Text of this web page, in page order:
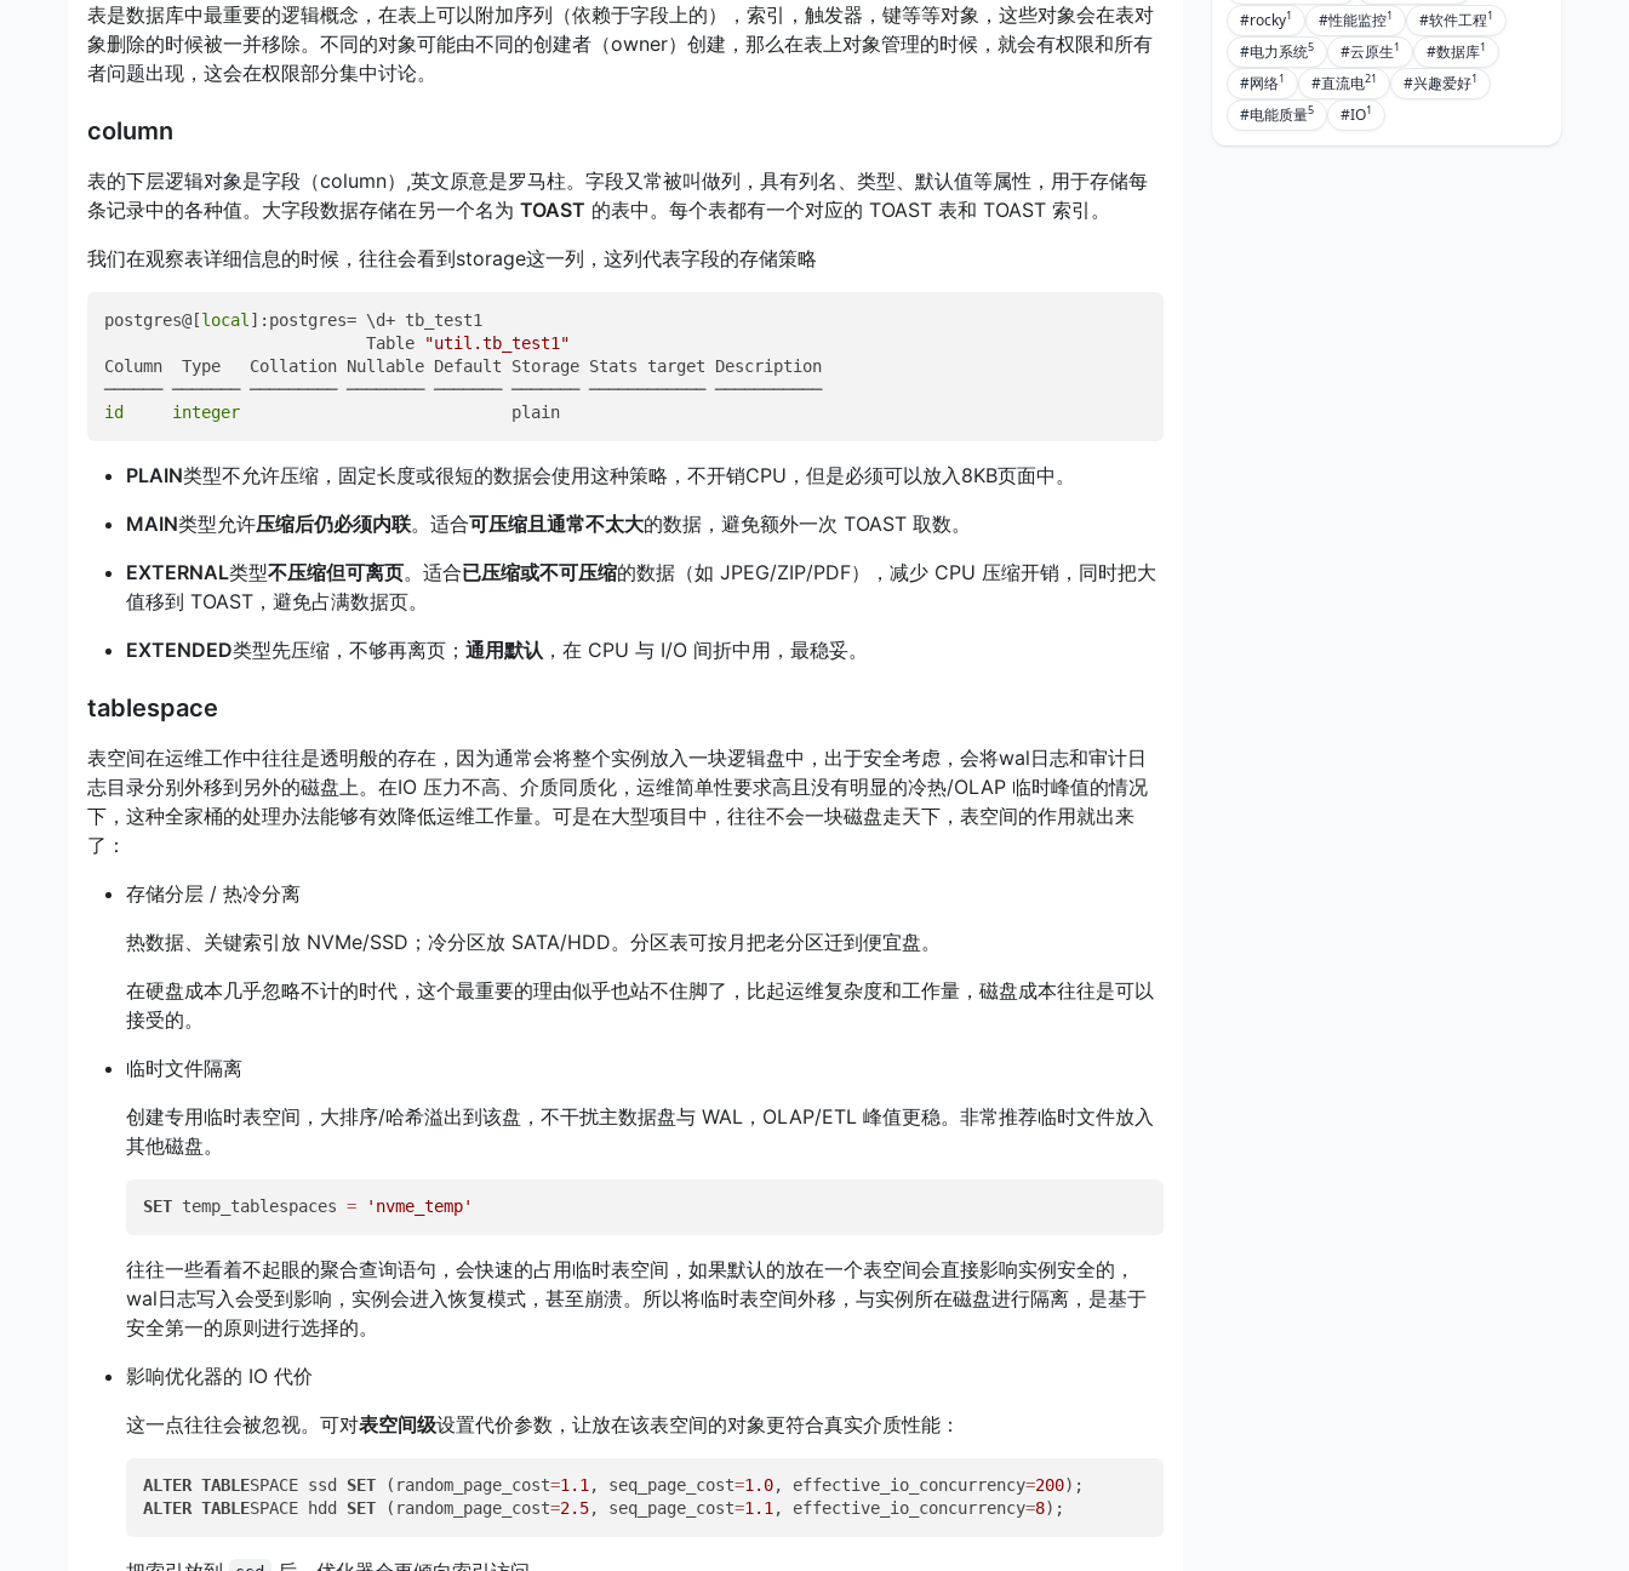
表是数据库中最重要的逻辑概念，在表上可以附加序列（依赖于字段上的），索引，触发器，键等等对象，这些对象会在表对
象删除的时候被一并移除。不同的对象可能由不同的创建者（owner）创建，那么在表上对象管理的时候，就会有权限和所有
者问题出现，这会在权限部分集中讨论。
column
表的下层逻辑对象是字段（column）,英文原意是罗马柱。字段又常被叫做列，具有列名、类型、默认值等属性，用于存储每
条记录中的各种值。大字段数据存储在另一个名为 TOAST 的表中。每个表都有一个对应的 TOAST 表和 TOAST 索引。
我们在观察表详细信息的时候，往往会看到storage这一列，这列代表字段的存储策略
postgres@[local ]:postgres= \d+ tb_test1
Table
"util.tb_test1"
Column  Type   Collation Nullable Default Storage Stats target Description
────── ─────── ───────── ──────── ─────── ─────── ──────────── ───────────
id
integer plain
PLAIN类型不允许压缩，固定长度或很短的数据会使用这种策略，不开销CPU，但是必须可以放入8KB页面中。
MAIN类型允许压缩后仍必须内联。适合可压缩且通常不太大的数据，避免额外一次 TOAST 取数。
EXTERNAL类型不压缩但可离页。适合已压缩或不可压缩的数据（如 JPEG/ZIP/PDF），减少 CPU 压缩开销，同时把大
值移到 TOAST，避免占满数据页。
EXTENDED类型先压缩，不够再离页； 通用默认 ，在 CPU 与 I/O 间折中用，最稳妥。
tablespace
表空间在运维工作中往往是透明般的存在，因为通常会将整个实例放入一块逻辑盘中，出于安全考虑，会将wal日志和审计日
志目录分别外移到另外的磁盘上。在IO 压力不高、介质同质化，运维简单性要求高且没有明显的冷热/OLAP 临时峰值的情况
下，这种全家桶的处理办法能够有效降低运维工作量。可是在大型项目中，往往不会一块磁盘走天下，表空间的作用就出来
了：
存储分层 / 热冷分离
热数据、关键索引放 NVMe/SSD；冷分区放 SATA/HDD。分区表可按月把老分区迁到便宜盘。
在硬盘成本几乎忽略不计的时代，这个最重要的理由似乎也站不住脚了，比起运维复杂度和工作量，磁盘成本往往是可以
接受的。
临时文件隔离
创建专用临时表空间，大排序/哈希溢出到该盘，不干扰主数据盘与 WAL，OLAP/ETL 峰值更稳。非常推荐临时文件放入
其他磁盘。
SET temp_tablespaces = 'nvme_temp'
往往一些看着不起眼的聚合查询语句，会快速的占用临时表空间，如果默认的放在一个表空间会直接影响实例安全的，
wal日志写入会受到影响，实例会进入恢复模式，甚至崩溃。所以将临时表空间外移，与实例所在磁盘进行隔离，是基于
安全第一的原则进行选择的。
影响优化器的 IO 代价
这一点往往会被忽视。可对表空间级设置代价参数，让放在该表空间的对象更符合真实介质性能：
ALTER TABLESPACE ssd SET (random_page_cost=1.1, seq_page_cost=1.0, effective_io_concurrency=200
ALTER TABLESPACE hdd SET (random_page_cost=2.5, seq_page_cost=1.1, effective_io_concurrency=8);
#rocky1 #性能监控1 #软件工程1
#电力系统5 #云原生1 #数据库1
#网络1 #直流电21 #兴趣爱好1
#电能质量5 #IO1